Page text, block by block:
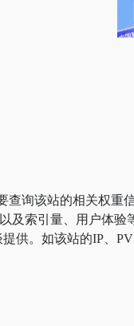
查询该站的相关权重
及索引量、用户体
供。如该站的IP、PV